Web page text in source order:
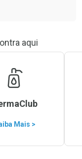
aqui
Mais >